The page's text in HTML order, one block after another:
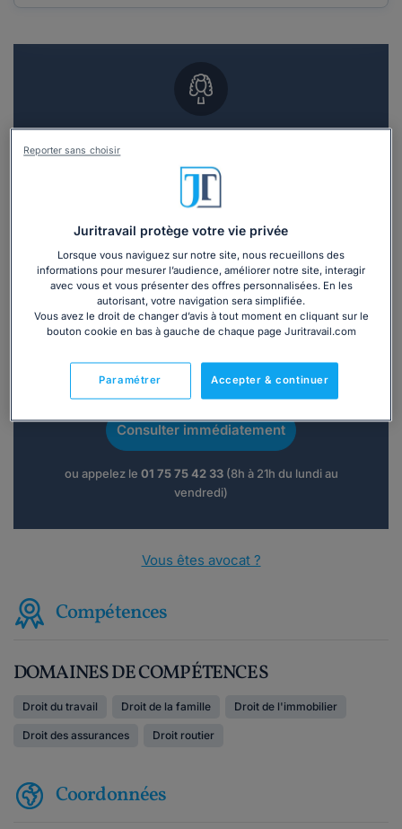
Recevoir des devis d'avocats
Vous souhaitez une consultation par
téléphone ?
Consulter immédiatement
ou appelez le 01 75 75 42 33(8h à 21h du lundi au
vendredi)
Vous êtes avocat ?
Compétences
DOMAINES DE COMPÉTENCES
Droit du travail Droit de la famille Droit de l'immobilier
Droit des assurances Droit routier
Coordonnées
Juritravail protège votre vie privée
Lorsque vous naviguez sur notre site, nous recueillons des
informations pour mesurer l’audience, améliorer notre site, interagir
avec vous et vous présenter des offres personnalisées. En les
autorisant, votre navigation sera simplifiée.
Vous avez le droit de changer d’avis à tout moment en cliquant sur le
bouton cookie en bas à gauche de chaque page Juritravail.com
Accepter & continuer
Paramétrer
Reporter sans choisir